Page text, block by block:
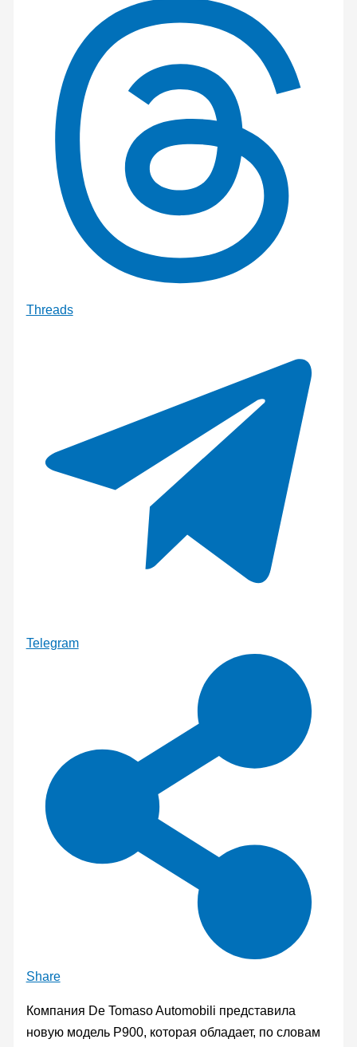
Threads
Telegram
Share
Компания De Tomaso Automobili представила
новую модель P900, которая обладает, по словам